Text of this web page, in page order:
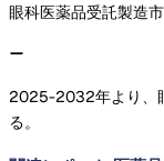
眼科医薬品受託製造
2025-2032年より、
る。